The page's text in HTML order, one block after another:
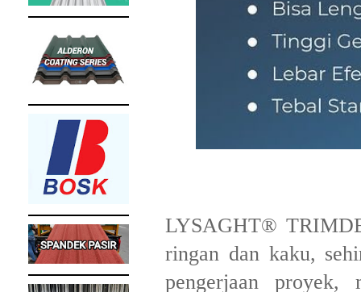
LYSAGHT®
ringan dan kaku,
pengerjaan proyek,